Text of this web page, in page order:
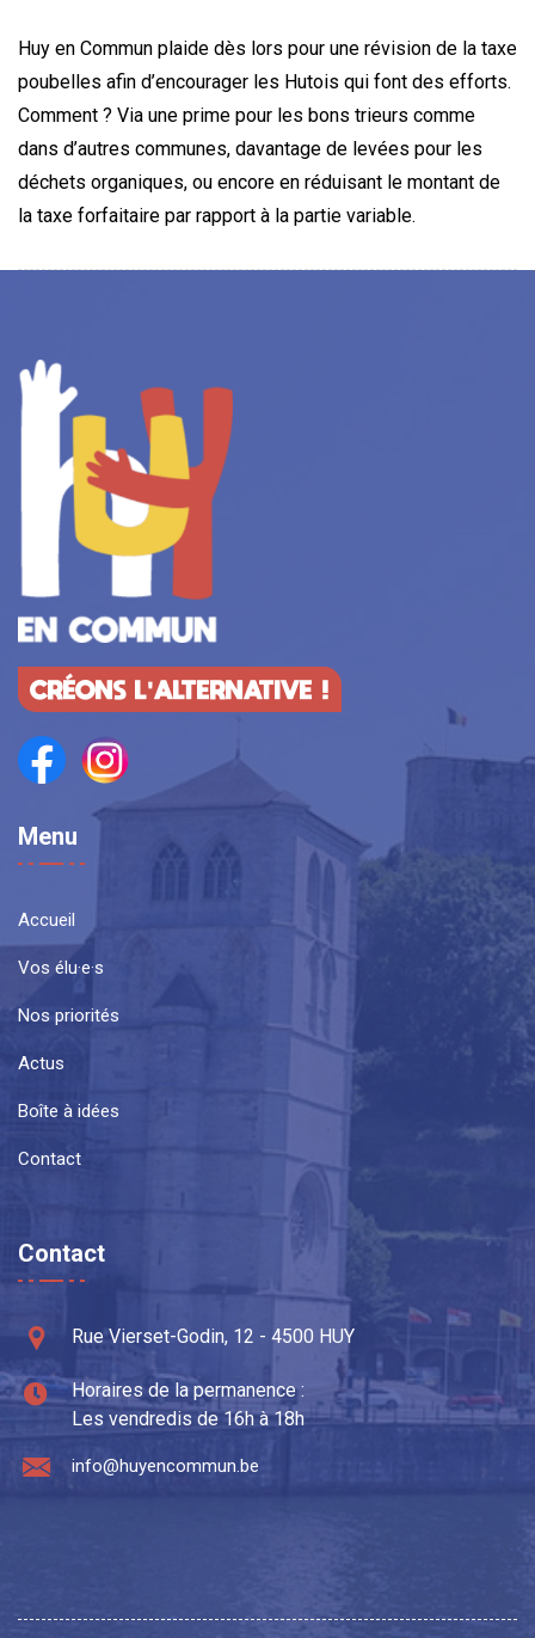
Huy en Commun plaide dès lors pour une révision de la taxe
poubelles afin d’encourager les Hutois qui font des efforts.
Comment ? Via une prime pour les bons trieurs comme
dans d’autres communes, davantage de levées pour les
déchets organiques, ou encore en réduisant le montant de
la taxe forfaitaire par rapport à la partie variable.
CRÉONS L'ALTERNATIVE !
Menu
Accueil
Vos élu·e·s
Nos priorités
Actus
Boîte à idées
Contact
Contact
Rue Vierset-Godin, 12 - 4500 HUY
Horaires de la permanence :
Les vendredis de 16h à 18h
info@huyencommun.be